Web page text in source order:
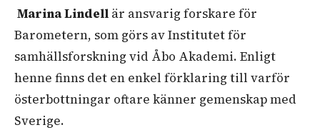
Marina Lindell är ansvarig forskare för
Barometern, som görs av Institutet för
samhällsforskning vid Åbo Akademi. Enligt
henne finns det en enkel förklaring till varför
österbottningar oftare känner gemenskap med
Sverige.